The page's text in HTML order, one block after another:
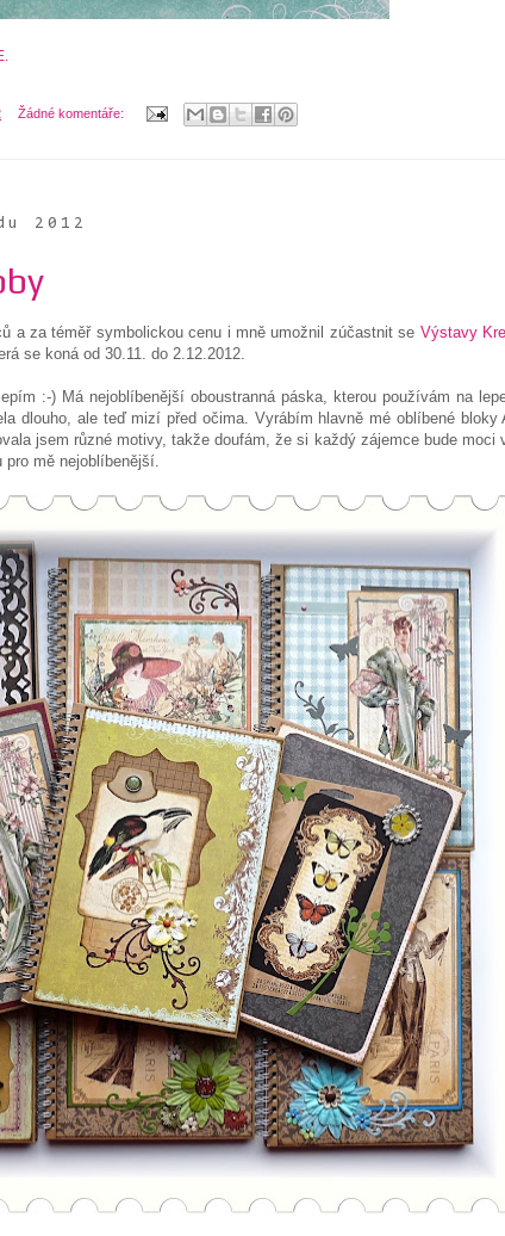
Žádné komentáře:
2012
a za téměř symbolickou cenu i mně umožnil zúčastnit se Výstavy
se koná od 30.11. do 2.12.2012.
:-) Má nejoblíbenější oboustranná páska, kterou používám na
dlouho, ale teď mizí před očima. Vyrábím hlavně mé oblíbené bloky
jsem různé motivy, takže doufám, že si každý zájemce bude moci
mě nejoblíbenější.